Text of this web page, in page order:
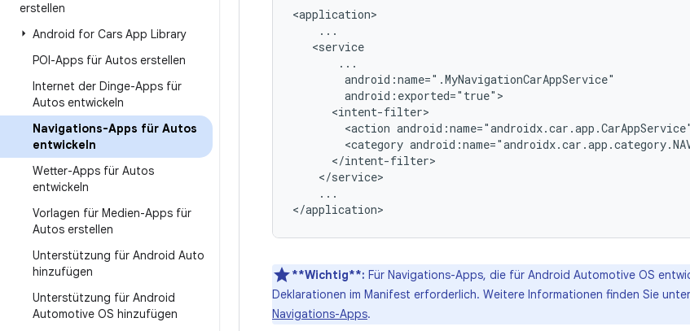
erstellen
Android for Cars App Library
POI-Apps für Autos erstellen
Internet der Dinge-Apps für
Autos entwickeln
Navigations-Apps für Autos
entwickeln
Wetter-Apps für Autos
entwickeln
Vorlagen für Medien-Apps für
Autos erstellen
Unterstützung für Android Auto
hinzufügen
Unterstützung für Android
Automotive OS hinzufügen
<action android:name="androidx.car.app.CarAppService"
<category
...
**Wichtig**: Für Navigations-Apps, die für Android Automotive OS
Deklarationen im Manifest erforderlich. Weitere Informationen finden Sie unter
Navigations-Apps.